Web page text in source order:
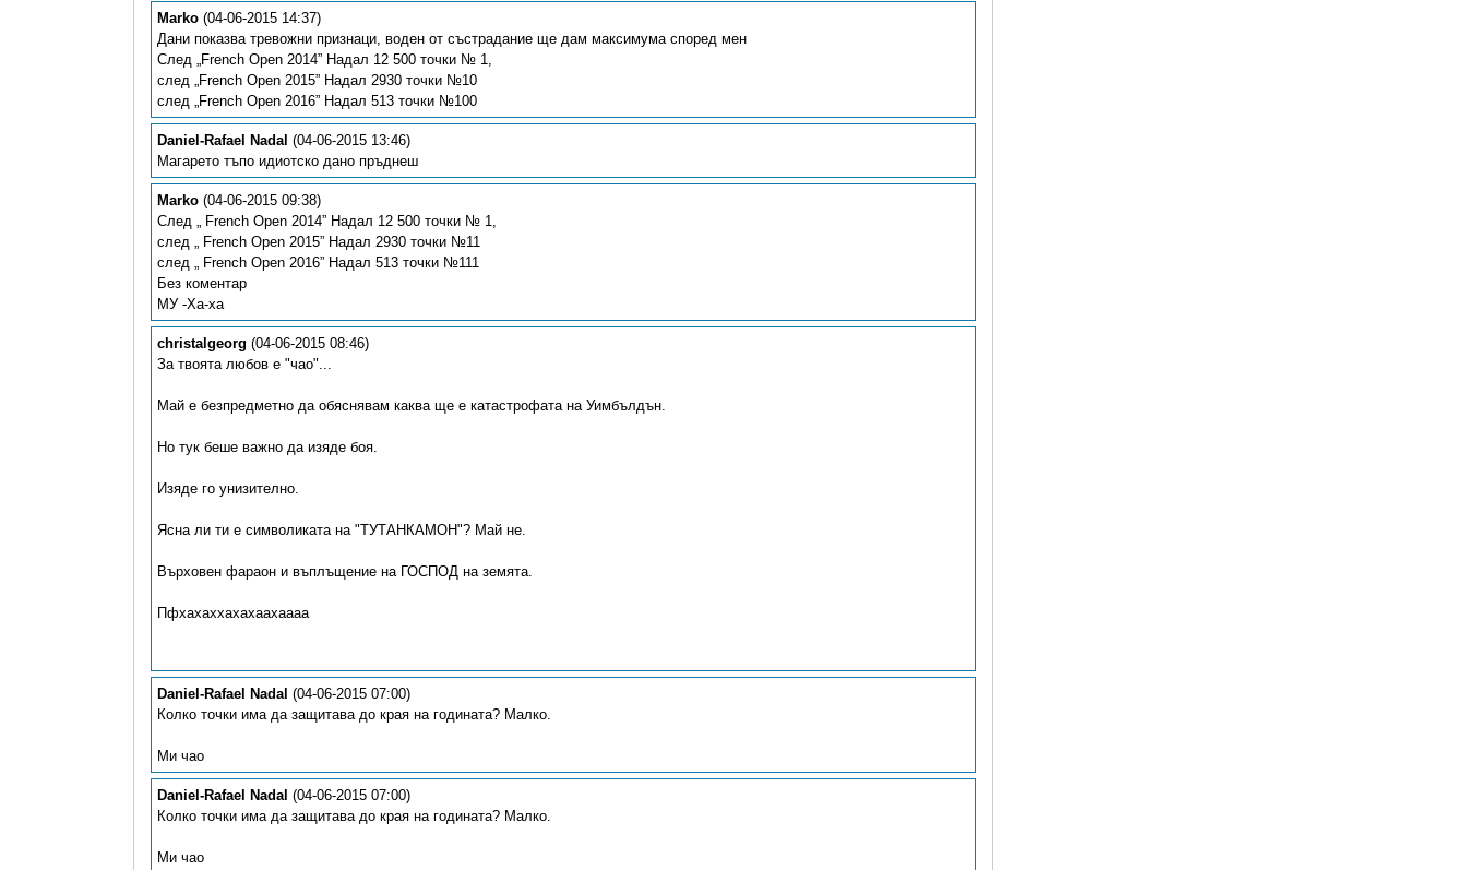
Marko (04-06-2015 14:37)
Дани показва тревожни признаци, воден от състрадание ще дам максимума според мен
След „French Open 2014” Надал 12 500 точки № 1,
след „French Open 2015” Надал 2930 точки №10
след „French Open 2016” Надал 513 точки №100
Daniel-Rafael Nadal (04-06-2015 13:46)
Магарето тъпо идиотско дано пръднеш
Marko (04-06-2015 09:38)
След „ French Open 2014” Надал 12 500 точки № 1,
след „ French Open 2015” Надал 2930 точки №11
след „ French Open 2016” Надал 513 точки №111
Без коментар
МУ -Ха-ха
christalgeorg (04-06-2015 08:46)
За твоята любов е "чао"...
Май е безпредметно да обяснявам каква ще е катастрофата на Уимбълдън.
Но тук беше важно да изяде боя.
Изяде го унизително.
Ясна ли ти е символиката на "ТУТАНКАМОН"? Май не.
Върховен фараон и въплъщение на ГОСПОД на земята.
Пфхахаххахахаахаааа
Daniel-Rafael Nadal (04-06-2015 07:00)
Колко точки има да защитава до края на годината? Малко.
Ми чао
Daniel-Rafael Nadal (04-06-2015 07:00)
Колко точки има да защитава до края на годината? Малко.
Ми чао